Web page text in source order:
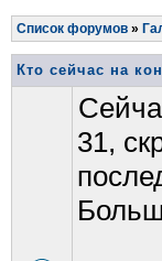
Список форумов »
Кто сейчас на
31,